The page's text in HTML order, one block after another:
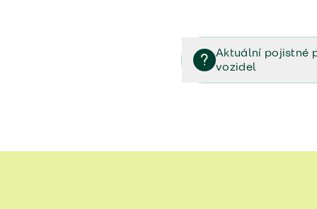
Aktuální pojistné
vozidel
Veřejný příslib -